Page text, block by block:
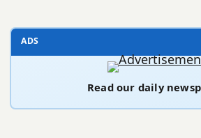
ADS
Read our daily